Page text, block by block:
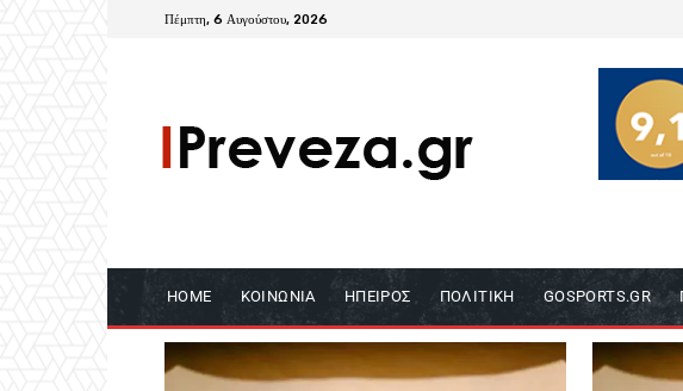
Πέμπτη, 6 Αυγούστου, 2026
HOME ΚΟΙΝΩΝΊΑ ΉΠΕΙΡΟΣ ΠΟΛΙΤΙΚΉ GOSPORTS.GR